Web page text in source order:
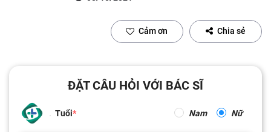
Cảm ơn Chia sẻ
ĐẶT CÂU HỎI VỚI BÁC SĨ
Tuổi Nam Nữ